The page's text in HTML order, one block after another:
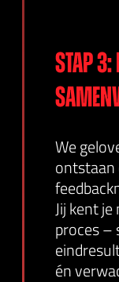
Stap
We
ontstaan
Jij kent
proces –
én